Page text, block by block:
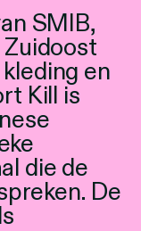
SMIB,
en
Kill is
die de
De